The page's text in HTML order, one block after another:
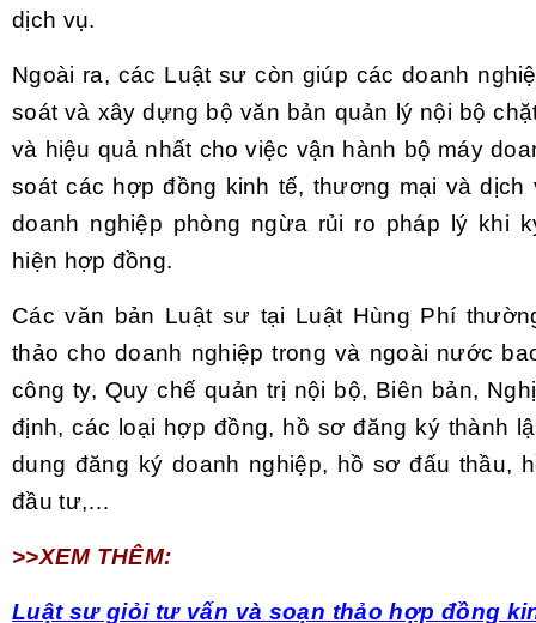
dịch vụ.
Ngoài ra, các Luật sư còn giúp các doanh
soát và xây dựng bộ văn bản quản lý nội bộ
và hiệu quả nhất cho việc vận hành bộ máy
soát các hợp đồng kinh tế, thương mại và dịch
doanh nghiệp phòng ngừa rủi ro pháp lý khi
hiện hợp đồng.
Các văn bản Luật sư tại Luật Hùng Phí
thảo cho doanh nghiệp trong và ngoài nước
công ty, Quy chế quản trị nội bộ, Biên bản,
định, các loại hợp đồng, hồ sơ đăng ký thành
dung đăng ký doanh nghiệp, hồ sơ đấu thầu,
đầu tư,…
>>XEM THÊM:
Luật sư giỏi tư vấn và soạn thảo hợp đồng